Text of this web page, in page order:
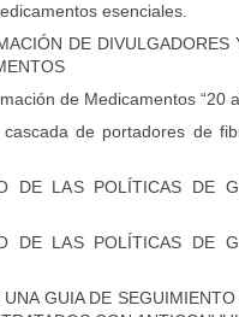
esenciales.
DE DIVULGADORES
de Medicamentos “20
de portadores de
DE LAS POLÍTICAS DE
DE LAS POLÍTICAS DE
GUIA DE